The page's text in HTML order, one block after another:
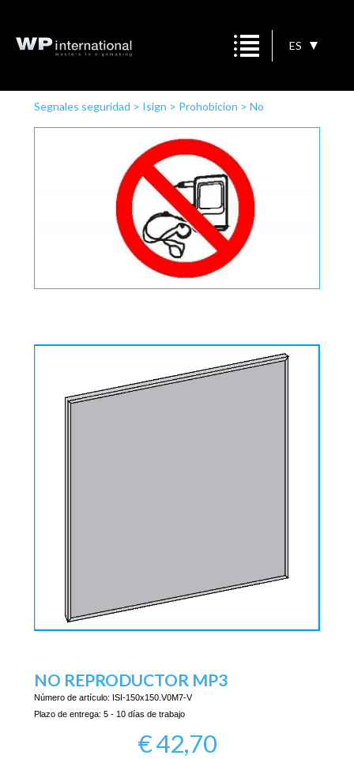
ES
Segnales seguridad > Isign > Prohobicion > No
NO REPRODUCTOR MP3
Número de artículo: ISI-150x150.V0M7-V
Plazo de entrega: 5 - 10 días de trabajo
€42,70